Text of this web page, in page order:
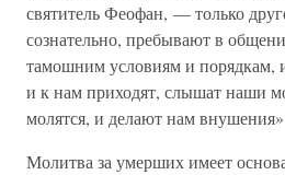
святитель Феофан, — только
сознательно, пребывают в
тамошним условиям и порядкам,
и к нам приходят, слышат наши
молятся, и делают нам
Молитва за умерших имеет